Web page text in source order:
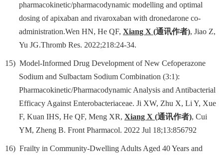
pharmacokinetic/pharmacodynamic modelling and optimal
dosing of apixaban and rivaroxaban with dronedarone co-
administration.Wen HN, He QF, Xiang X (通讯作者), Jiao Z,
Yu JG.Thromb Res. 2022;218:24-34.
15) Model-Informed Drug Development of New Cefoperazone
Sodium and Sulbactam Sodium Combination (3:1):
Pharmacokinetic/Pharmacodynamic Analysis and Antibacterial
Efficacy Against Enterobacteriaceae. Ji XW, Zhu X, Li Y, Xue
F, Kuan IHS, He QF, Meng XR, Xiang X (通讯作者), Cui
YM, Zheng B. Front Pharmacol. 2022 Jul 18;13:856792
16) Frailty in Community-Dwelling Adults Aged 40 Years and